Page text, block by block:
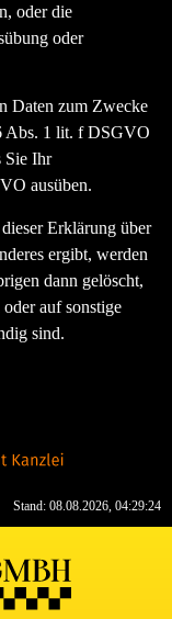
oder die
oder
Daten zum Zwecke
Abs. 1 lit. f DSGVO
Sie Ihr
ausüben.
Erklärung über
ergibt, werden
dann gelöscht,
auf sonstige
sind.
Stand: 08.08.2026, 04:29:24